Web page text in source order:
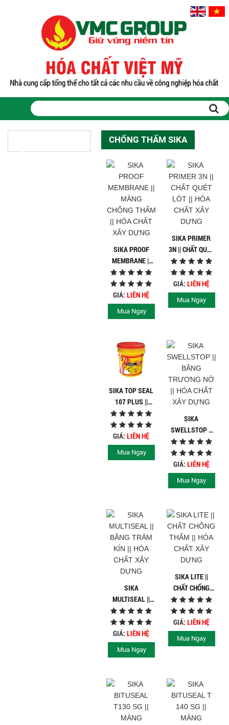
CHỐNG THẤM SIKA
SIKA PROOF
MEMBRANE ||
MÀNG CHỐNG
THẤM || HÓA
CHẤT XÂY DỰNG
GIÁ:LIÊN HỆ
Mua Ngay
SIKA PRIMER
3N || CHẤT QUÉT
LÓT || HÓA CHẤT
XÂY DỰNG
GIÁ: LIÊN HỆ
Mua Ngay
SIKA TOP SEAL
107 PLUS ||
CHẤT CHỐNG
THẤM || HÓA
CHẤT XÂY DỰNG
GIÁ:LIÊN HỆ
Mua Ngay
SIKA
SWELLSTOP ||
BĂNG TRƯƠNG
NỞ || HÓA CHẤT
XÂY DỰNG
GIÁ: LIÊN HỆ
Mua Ngay
SIKA
MULTISEAL ||
BĂNG TRÁM KÍN
|| HÓA CHẤT XÂY
DỰNG
GIÁ:LIÊN HỆ
Mua Ngay
SIKA LITE ||
CHẤT CHỐNG
THẤM || HÓA
CHẤT XÂY DỰNG
GIÁ: LIÊN HỆ
Mua Ngay